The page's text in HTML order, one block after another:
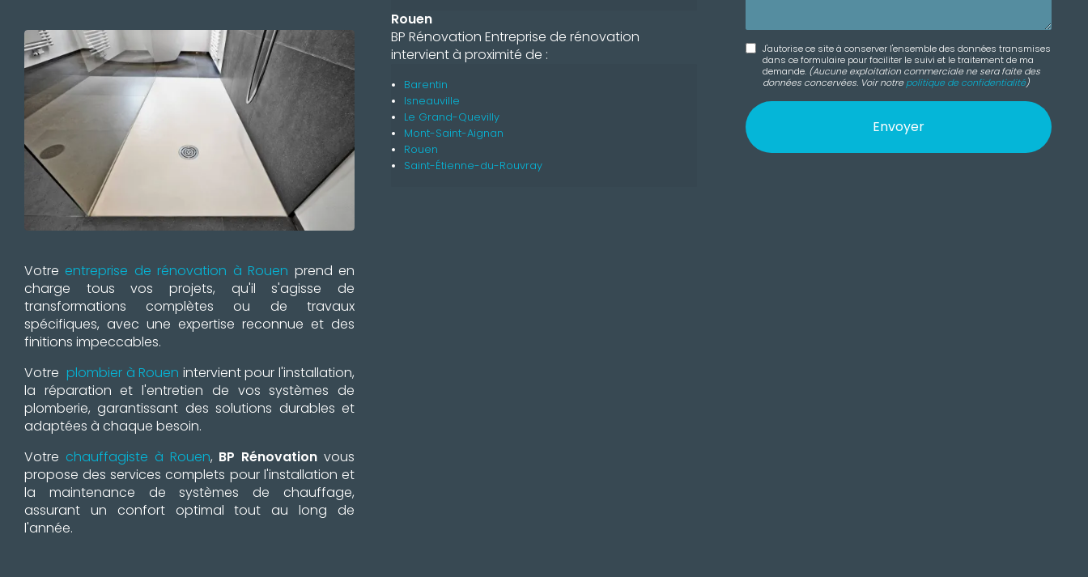
Votre entreprise de rénovation à Rouen prend en
charge tous vos projets, qu'il s'agisse de
transformations complètes ou de travaux
spécifiques, avec une expertise reconnue et des
finitions impeccables.
Votre plombier à Rouen intervient pour l'installation,
la réparation et l'entretien de vos systèmes de
plomberie, garantissant des solutions durables et
adaptées à chaque besoin.
Votre chauffagiste à Rouen, BP Rénovation vous
propose des services complets pour l'installation et
la maintenance de systèmes de chauffage,
assurant un confort optimal tout au long de
l'année.
Rouen
BP Rénovation Entreprise de rénovation
intervient à proximité de :
Barentin
Isneauville
Le Grand-Quevilly
Mont-Saint-Aignan
Rouen
Saint-Étienne-du-Rouvray
J'autorise ce site à conserver l'ensemble des données transmises
dans ce formulaire pour faciliter le suivi et le traitement de ma
demande. (Aucune exploitation commerciale ne sera faite des
données concervées. Voir notrepolitique de confidentialité)